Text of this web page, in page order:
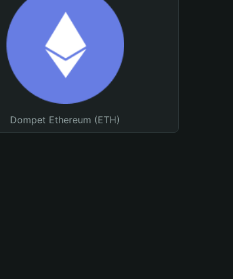
Dompet Ethereum (ETH)